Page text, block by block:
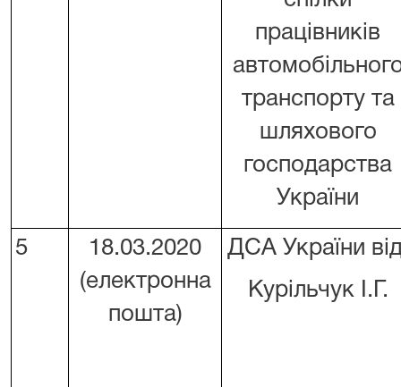
працівників
транспорту та
шляхового
господарства
України
5
18.03.2020
(електронна
пошта)
ДСА України
Курільчук І.Г.